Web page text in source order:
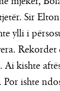
Sir
ylli i
Ai kishte
ishte